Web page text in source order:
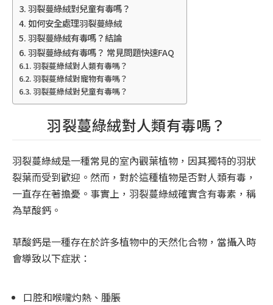
羽裂蔓綠絨對兒童有毒嗎？
如何安全處理羽裂蔓綠絨
羽裂蔓綠絨有毒嗎？結論
羽裂蔓綠絨有毒嗎？ 常見問題快速FAQ
羽裂蔓綠絨對人類有毒嗎？
羽裂蔓綠絨對寵物有毒嗎？
羽裂蔓綠絨對兒童有毒嗎？
羽裂蔓綠絨對人類有毒嗎？
羽裂蔓綠絨是一種常見的室內觀葉植物，因其獨特的羽狀
裂葉而受到歡迎。然而，對於這種植物是否對人類有毒，
一直存在著擔憂。事實上，羽裂蔓綠絨確實含有毒素，稱
為草酸鈣。
草酸鈣是一種存在於許多植物中的天然化合物，當攝入時
會導致以下症狀：
口腔和喉嚨灼熱、腫脹